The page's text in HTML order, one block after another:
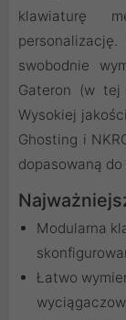
klawiaturę
swobodnie
Gateron (w tej
Wysokiej
Ghosting i
dopasowaną
Modularna
Łatwo